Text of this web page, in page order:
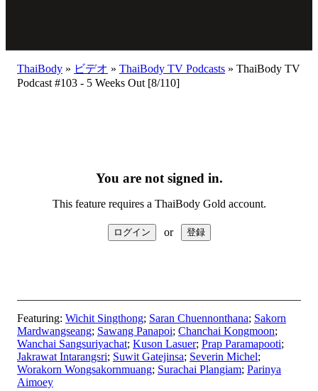
ThaiBody » ビデオ » ThaiBody TV Podcasts » ThaiBody TV
Podcast #103 - 5 Weeks Out [8/110]
You are not signed in.
This feature requires a ThaiBody Gold account.
or
Featuring: Wichit Singthong; Saran Chuennonthana; Sakorn
Mardwangseang; Sawang Panapoi; Chanchai Kongmoon;
Wanchai Sangsuriyachat; Kuson Lasuer; Prap Paramapooti;
Jakrawat Intarangsri; Suwit Gatejinsa; Severin Michel;
Worakorn Wongsakornmuang; Surachai Plangiam; Parinya
Aimoey